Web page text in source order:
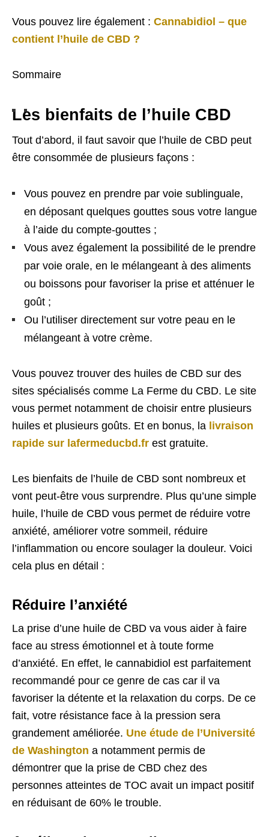
Vous pouvez lire également : Cannabidiol – que
contient l’huile de CBD ?
Sommaire
Les bienfaits de l’huile CBD
Tout d’abord, il faut savoir que l’huile de CBD peut
être consommée de plusieurs façons :
Vous pouvez en prendre par voie sublinguale,
en déposant quelques gouttes sous votre langue
à l’aide du compte-gouttes ;
Vous avez également la possibilité de le prendre
par voie orale, en le mélangeant à des aliments
ou boissons pour favoriser la prise et atténuer le
goût ;
Ou l’utiliser directement sur votre peau en le
mélangeant à votre crème.
Vous pouvez trouver des huiles de CBD sur des
sites spécialisés comme La Ferme du CBD. Le site
vous permet notamment de choisir entre plusieurs
huiles et plusieurs goûts. Et en bonus, la livraison
rapide sur lafermeducbd.fr est gratuite.
Les bienfaits de l’huile de CBD sont nombreux et
vont peut-être vous surprendre. Plus qu’une simple
huile, l’huile de CBD vous permet de réduire votre
anxiété, améliorer votre sommeil, réduire
l’inflammation ou encore soulager la douleur. Voici
cela plus en détail :
Réduire l’anxiété
La prise d’une huile de CBD va vous aider à faire
face au stress émotionnel et à toute forme
d’anxiété. En effet, le cannabidiol est parfaitement
recommandé pour ce genre de cas car il va
favoriser la détente et la relaxation du corps. De ce
fait, votre résistance face à la pression sera
grandement améliorée. Une étude de l’Université
de Washington a notamment permis de
démontrer que la prise de CBD chez des
personnes atteintes de TOC avait un impact positif
en réduisant de 60% le trouble.